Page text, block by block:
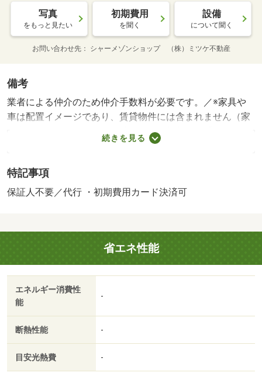
写真
をもっと見たい
初期費用
を聞く
設備
について聞く
お問い合わせ先 シャーメゾンショップ （株）ミツケ不動産
備考
業者による仲介のため仲介手数料が必要です。／※家具や
車は配置イメージであり、賃貸物件には含まれません（家
具家電付等を除く）。・賃貸保証等：加入要（【個人契
約】 初回契約事務手数料：３３，０００円（税込）、月
ゾンパートナーズ）・維持費等：シャーメゾンライフＳＵ
ＰＰＯＲＴ２４月額１，３２０円／月・町内会費月額１，
料：１．１ヶ月/鍵交換費用 14300円/ハウスクリーニング
費 73700円/エアコンクリーニング費用(退去時) 16500円
続きを見る
特記事項
保証人不要／代行 ・初期費用カード決済可
省エネ性能
エネルギー消費性
能
-
断熱性能 -
目安光熱費 -